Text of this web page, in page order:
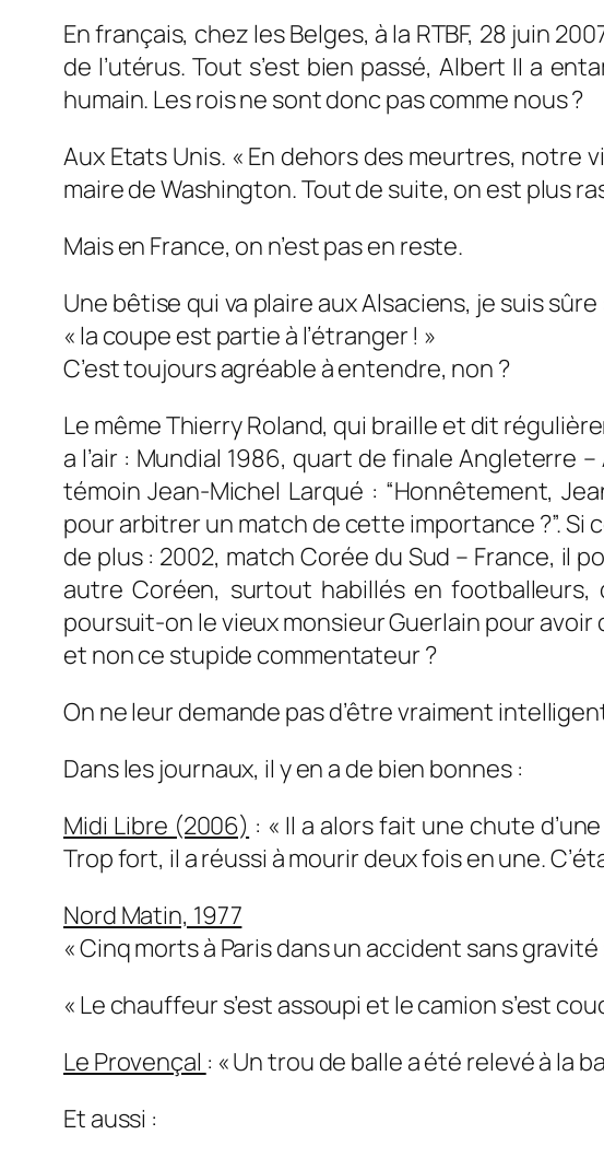
En français, chez les Belges, à la RTBF, 28 juin
de l’utérus. Tout s’est bien passé, Albert II a
humain. Les rois ne sont donc pas comme nous ?
Aux Etats Unis. « En dehors des meurtres, notre
maire de Washington. Tout de suite, on est plus
Mais en France, on n’est pas en reste.
Une bêtise qui va plaire aux Alsaciens, je suis
« la coupe est partie à l’étranger ! »
C’est toujours agréable à entendre, non ?
Le même Thierry Roland, qui braille et dit
a l’air : Mundial 1986, quart de finale Angleterre
témoin Jean-Michel Larqué : “Honnêtement,
pour arbitrer un match de cette importance ?”.Si
de plus : 2002, match Corée du Sud – France, il
autre Coréen, surtout habillés en footballeurs,
poursuit-on le vieux monsieur Guerlain pour
et non ce stupide commentateur ?
On ne leur demande pas d’être vraiment
Dans les journaux, il y en a de bien bonnes :
Midi Libre (2006) : « Il a alors fait une chute
Trop fort, il a réussi à mourir deux fois en une.
Nord Matin, 1977
« Cinq morts à Paris dans un accident sans gravité
« Le chauffeur s’est assoupi et le camion s’est
Le Provençal : «Un trou de balle a été relevé à la
Et aussi :